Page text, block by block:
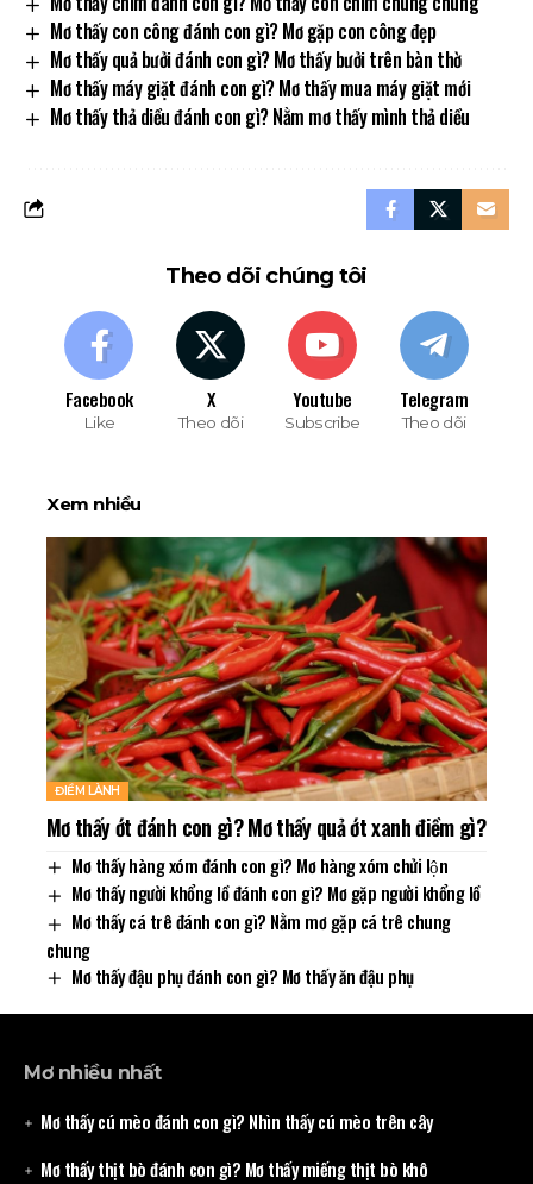
Mơ thấy con công đánh con gì? Mơ gặp con công đẹp
Mơ thấy quả bưởi đánh con gì? Mơ thấy bưởi trên bàn thờ
Mơ thấy máy giặt đánh con gì? Mơ thấy mua máy giặt mới
Mơ thấy thả diều đánh con gì? Nằm mơ thấy mình thả diều
Theo dõi chúng tôi
Facebook
Like
X
Theo dõi
Youtube
Subscribe
Telegram
Theo dõi
Xem nhiều
ĐIỀM LÀNH
Mơ thấy ớt đánh con gì? Mơ thấy quả ớt xanh điềm gì?
Mơ thấy hàng xóm đánh con gì? Mơ hàng xóm chửi lộn
Mơ thấy người khổng lồ đánh con gì? Mơ gặp người khổng lồ
Mơ thấy cá trê đánh con gì? Nằm mơ gặp cá trê chung
chung
Mơ thấy đậu phụ đánh con gì? Mơ thấy ăn đậu phụ
Mơ nhiều nhất
Mơ thấy cú mèo đánh con gì? Nhìn thấy cú mèo trên cây
Mơ thấy thịt bò đánh con gì? Mơ thấy miếng thịt bò khô